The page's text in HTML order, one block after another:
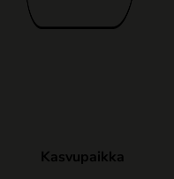
Kasvupaikka